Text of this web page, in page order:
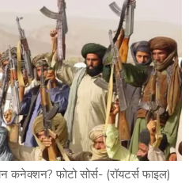
कनेक्शन? फोटो सोर्स- (रॉयटर्स फाइल)